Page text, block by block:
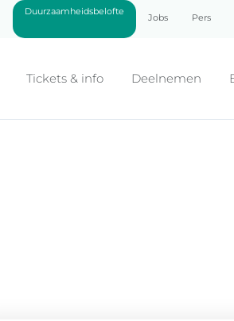
Duurzaamheidsbelofte
Jobs Pers
Tickets & info Deelnemen